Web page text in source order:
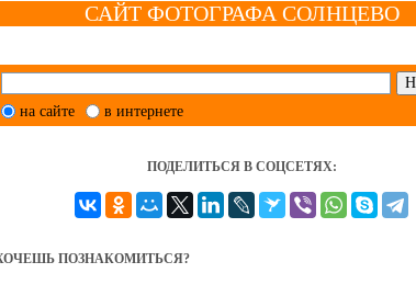
САЙТ ФОТОГРАФА СОЛНЦЕВО
на сайте в интернете
ПОДЕЛИТЬСЯ В СОЦСЕТЯХ:
ПОЗНАКОМИТЬСЯ?